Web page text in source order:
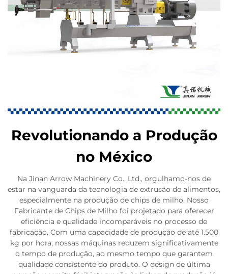
Revolutionando a Produção
no México
Na Jinan Arrow Machinery Co., Ltd., orgulhamo-nos de
estar na vanguarda da tecnologia de extrusão de alimentos,
especialmente na produção de chips de milho. Nosso
Fabricante de Chips de Milho foi projetado para oferecer
eficiência e qualidade incomparáveis no processo de
fabricação. Com uma capacidade de produção de até 1.500
kg por hora, nossas máquinas reduzem significativamente
o tempo de produção, ao mesmo tempo que garantem
qualidade consistente do produto. O design de última